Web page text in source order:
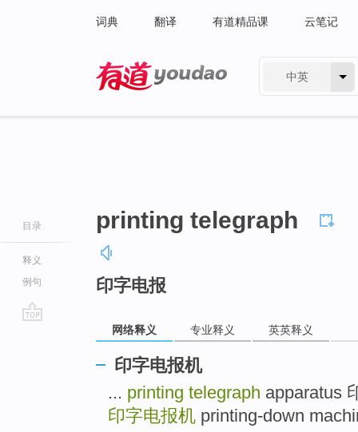
词典 翻译 有道精品课 云笔记
中英
目录
释义
例句
printing telegraph
印字电报
网络释义 专业释义 英英释义
印字电报机
... printing telegraph apparatus
印字电报机 printing-down